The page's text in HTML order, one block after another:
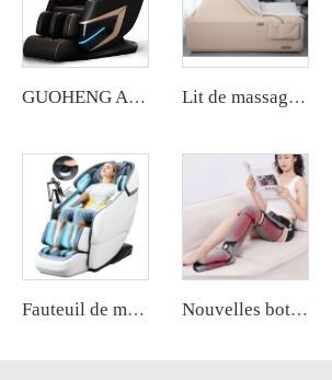
GUOHENG A79 Soins du corps de luxe Électrique Corps entier 4D Zéro gravité Rouleau fixe Prix abordable Meilleur fauteuil de massage pour Corps entier Lit de massage vibratoire professionnel haute qualité pour tout le corps avec écran tactile SL électrique, offrant un soulagement de la douleur
Fauteuil de massage XL grand et long, 4D électrique, fauteuil de massage professionnel pour pédicure 2024 pour le corps Nouvelles bottes de récupération pour jambes, machine de massage par compression d'air chauffante électrique pour la circulation sanguine